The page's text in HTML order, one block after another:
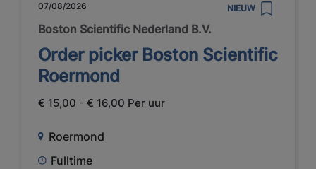
07/08/2026 NIEUW
Boston Scientific Nederland B.V.
Order picker Boston Scientific
Roermond
€ 15,00 - € 16,00 Per uur
Roermond
Fulltime